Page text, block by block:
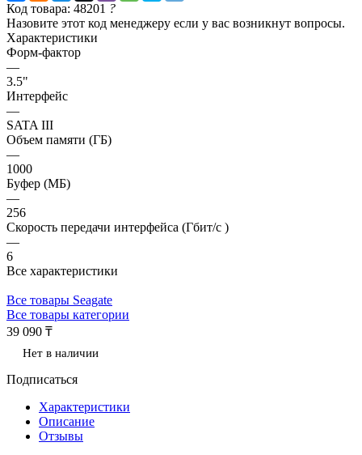
Код товара: 48201 ?
Назовите этот код менеджеру если у вас возникнут вопросы.
Характеристики
Форм-фактор
—
3.5"
Интерфейс
—
SATA III
Объем памяти (ГБ)
—
1000
Буфер (МБ)
—
256
Скорость передачи интерфейса (Гбит/с )
—
6
Все характеристики
Все товары Seagate
Все товары категории
39 090 ₸
Нет в наличии
Подписаться
Характеристики
Описание
Отзывы